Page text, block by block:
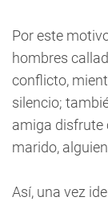
Por este
hombres
conflicto,
silencio;
amiga disfrute
marido,
Así, una vez